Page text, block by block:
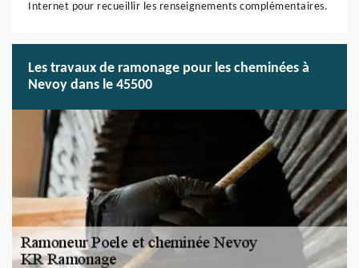
Internet pour recueillir les renseignements complémentaires.
Les travaux de ramonage pour les cheminées à
Nevoy dans le 45500